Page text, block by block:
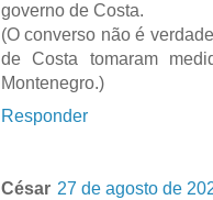
governo de Costa.
(O converso não é
de Costa tomaram
Montenegro.)
Responder
César 27 de agosto de